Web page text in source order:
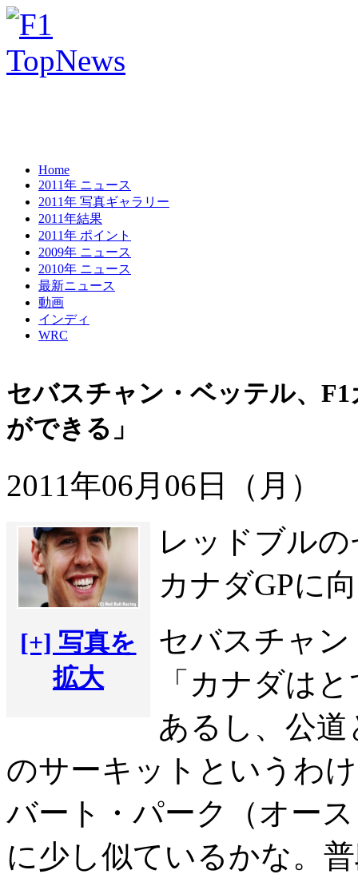
Home
2011年 ニュース
2011年 写真ギャラリー
2011年結果
2011年 ポイント
2009年 ニュース
2010年 ニュース
最新ニュース
動画
インディ
WRC
セバスチャン・ベッテル、
ができる」
2011年06月06日（月）
[+] 写真を
拡大
レッドブル
カナダGPに
セバスチャ
「カナダは
あるし、公
のサーキットというわ
バート・パーク（オー
に少し似ているかな。